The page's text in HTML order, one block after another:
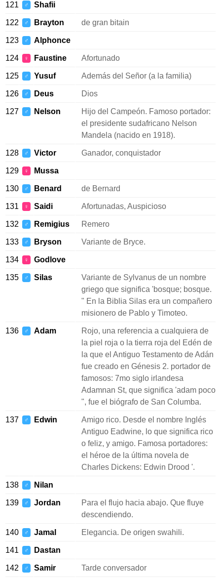
121 ♂ Shafii
122 ♂ Brayton de gran bitain
123 ♂ Alphonce
124 ♀ Faustine Afortunado
125 ♂ Yusuf Además del Señor (a la familia)
126 ♂ Deus Dios
127 ♂ Nelson
Hijo del Campeón. Famoso portador:
el presidente sudafricano Nelson
Mandela (nacido en 1918).
128 ♂ Victor Ganador, conquistador
129 ♀ Mussa
130 ♂ Benard de Bernard
131 ♀ Saidi Afortunadas, Auspicioso
132 ♂ Remigius Remero
133 ♂ Bryson Variante de Bryce.
134 ♀ Godlove
135 ♂ Silas
Variante de Sylvanus de un nombre
griego que significa 'bosque; bosque.
" En la Biblia Silas era un compañero
misionero de Pablo y Timoteo.
136 ♂ Adam
Rojo, una referencia a cualquiera de
la piel roja o la tierra roja del Edén de
la que el Antiguo Testamento de Adán
fue creado en Génesis 2. portador de
famosos: 7mo siglo irlandesa
Adamnan St, que significa 'adam poco
", fue el biógrafo de San Columba.
137 ♂ Edwin
Amigo rico. Desde el nombre Inglés
Antiguo Eadwine, lo que significa rico
o feliz, y amigo. Famosa portadores:
el héroe de la última novela de
Charles Dickens: Edwin Drood '.
138 ♂ Nilan
139 ♂ Jordan
Para el flujo hacia abajo. Que fluye
descendiendo.
140 ♂ Jamal Elegancia. De origen swahili.
141 ♂ Dastan
142 ♂ Samir Tarde conversador